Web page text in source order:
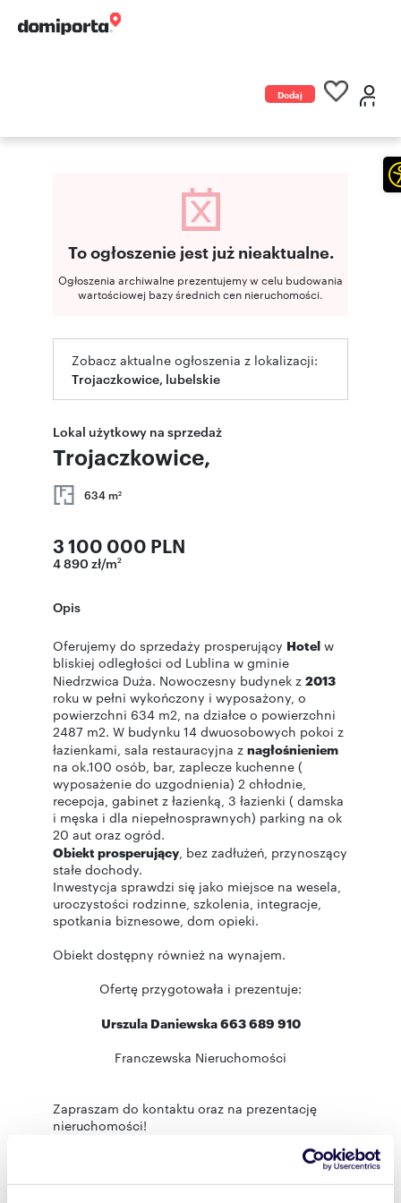
Dodaj
To ogłoszenie jest już nieaktualne.
Ogłoszenia archiwalne prezentujemy w celu budowania
wartościowej bazy średnich cen nieruchomości.
Zobacz aktualne ogłoszenia z lokalizacji:
Trojaczkowice, lubelskie
Lokal użytkowy na sprzedaż
Trojaczkowice,
634 m2
3 100 000 PLN
4 890 zł/m2
Opis
Oferujemy do sprzedaży prosperujący Hotel w
bliskiej odległości od Lublina w gminie
Niedrzwica Duża. Nowoczesny budynek z 2013
roku w pełni wykończony i wyposażony, o
powierzchni 634 m2, na działce o powierzchni
2487 m2. W budynku 14 dwuosobowych pokoi z
łazienkami, sala restauracyjna z nagłośnieniem
na ok.100 osób, bar, zaplecze kuchenne (
wyposażenie do uzgodnienia) 2 chłodnie,
recepcja, gabinet z łazienką, 3 łazienki ( damska
i męska i dla niepełnosprawnych) parking na ok
20 aut oraz ogród.
Obiekt prosperujący, bez zadłużeń, przynoszący
stałe dochody.
Inwestycja sprawdzi się jako miejsce na wesela,
uroczystości rodzinne, szkolenia, integracje,
spotkania biznesowe, dom opieki.
Obiekt dostępny również na wynajem.
Ofertę przygotowała i prezentuje:
Urszula Daniewska 663 689 910
Franczewska Nieruchomości
Zapraszam do kontaktu oraz na prezentację
nieruchomości!
Treść niniejszego ogłoszenia nie stanowi oferty
handlowej w rozumieniu Kodeksu Cywilnego, ale